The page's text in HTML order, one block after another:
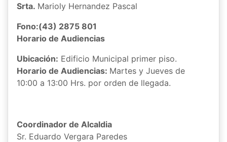
Srta. Marioly Hernandez Pascal
Fono:(43) 2875 801
Horario de Audiencias
Ubicación: Edificio Municipal primer piso.
Horario de Audiencias: Martes y Jueves de
10:00 a 13:00 Hrs. por orden de llegada.
Coordinador de Alcaldia
Sr. Eduardo Vergara Paredes